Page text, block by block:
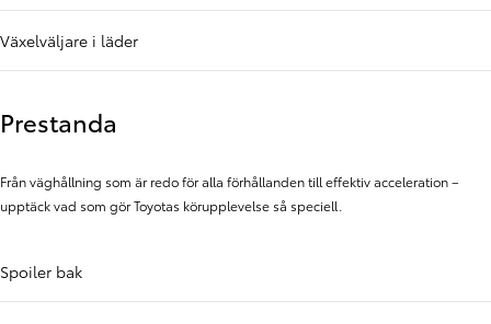
Växelväljare i läder
Prestanda
Från väghållning som är redo för alla förhållanden till effektiv acceleration –
upptäck vad som gör Toyotas körupplevelse så speciell.
Spoiler bak